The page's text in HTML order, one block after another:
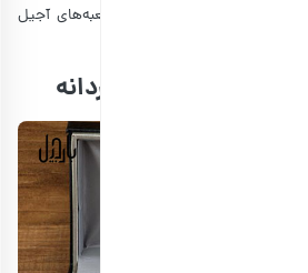
او بوده‌اید. برخی از این جعبه‌های آجیل